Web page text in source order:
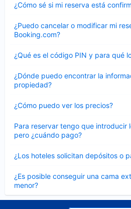
¿Cómo sé si mi reserva está
cerrado
¿Puedo cancelar o modificar mi
Booking.com?
cerrado
¿Qué es el código PIN y para qué
cerrado
¿Dónde puedo encontrar la
propiedad?
cerrado
¿Cómo puedo ver los precios?
cerrado
Para reservar tengo que introducir
pero ¿cuándo pago?
cerrado
¿Los hoteles solicitan depósitos o
cerrado
¿Es posible conseguir una cama
menor?
cerrado